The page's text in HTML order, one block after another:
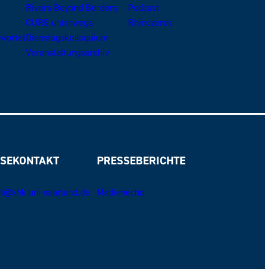
Rivers Beyond Borders
CURE unterwegs
Dienstagskolloquium
Veranstaltungsarchiv
Podcast
Rhinozeros
saarland.de
PRESSEBERICHTE
Medienecho